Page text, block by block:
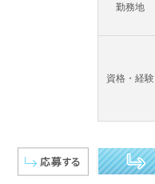
勤務地
資格・経験